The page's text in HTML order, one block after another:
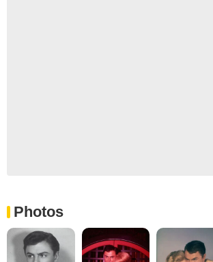
Photos